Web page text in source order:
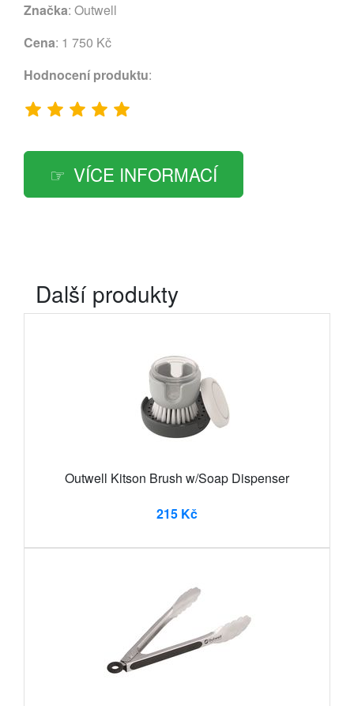
Značka: Outwell
Cena: 1 750 Kč
Hodnocení produktu:
VÍCE INFORMACÍ
Další produkty
Outwell Kitson Brush w/Soap Dispenser
215 Kč